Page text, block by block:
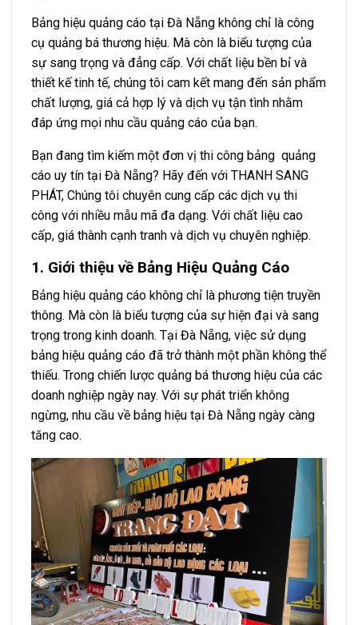
Bảng hiệu quảng cáo tại Đà Nẵng không chỉ là công
cụ quảng bá thương hiệu. Mà còn là biểu tượng của
sự sang trọng và đẳng cấp. Với chất liệu bền bỉ và
thiết kế tinh tế, chúng tôi cam kết mang đến sản phẩm
chất lượng, giá cả hợp lý và dịch vụ tận tình nhằm
đáp ứng mọi nhu cầu quảng cáo của bạn.
Bạn đang tìm kiếm một đơn vị thi công bảng quảng
cáo uy tín tại Đà Nẵng? Hãy đến với THANH SANG
PHÁT, Chúng tôi chuyên cung cấp các dịch vụ thi
công với nhiều mẫu mã đa dạng. Với chất liệu cao
cấp, giá thành cạnh tranh và dịch vụ chuyên nghiệp.
1. Giới thiệu về Bảng Hiệu Quảng Cáo
Bảng hiệu quảng cáo không chỉ là phương tiện truyền
thông. Mà còn là biểu tượng của sự hiện đại và sang
trọng trong kinh doanh. Tại Đà Nẵng, việc sử dụng
bảng hiệu quảng cáo đã trở thành một phần không thể
thiếu. Trong chiến lược quảng bá thương hiệu của các
doanh nghiệp ngày nay. Với sự phát triển không
ngừng, nhu cầu về bảng hiệu tại Đà Nẵng ngày càng
tăng cao.